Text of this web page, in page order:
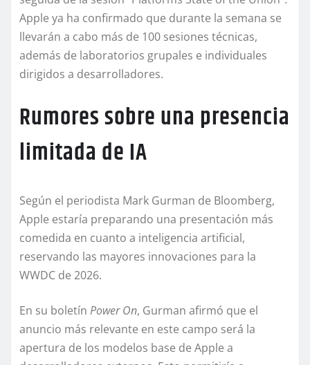
Apple ya ha confirmado que durante la semana se
llevarán a cabo más de 100 sesiones técnicas,
además de laboratorios grupales e individuales
dirigidos a desarrolladores.
Rumores sobre una presencia
limitada de IA
Según el periodista Mark Gurman de Bloomberg,
Apple estaría preparando una presentación más
comedida en cuanto a inteligencia artificial,
reservando las mayores innovaciones para la
WWDC de 2026.
En su boletín Power On, Gurman afirmó que el
anuncio más relevante en este campo será la
apertura de los modelos base de Apple a